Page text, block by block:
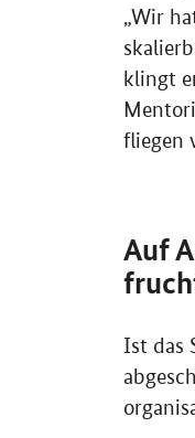
„Wir
klingt
fliegen
Auf
Ist das